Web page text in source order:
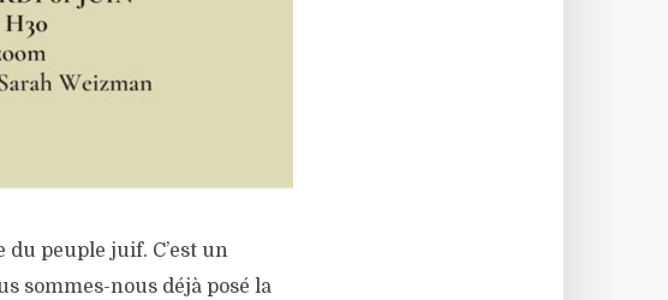
peuple juif. C’est un
sommes-nous déjà posé la